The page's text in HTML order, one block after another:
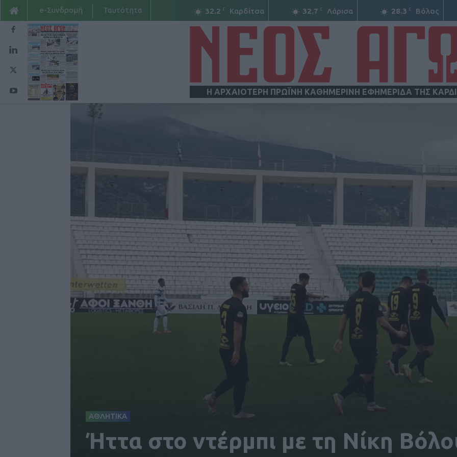
32.2 C Καρδίτσα 32.7 C Λάρισα 28.3 C Βόλος
e-Συνδρομή Ταυτότητα
Η ΑΡΧΑΙΟΤΕΡΗ ΠΡΩΪΝΗ ΚΑΘΗΜΕΡΙΝΗ ΕΦΗΜΕΡΙΔΑ ΤΗΣ
ΑΘΛΗΤΙΚΑ
Ήττα στο ντέρμπι με τη Νίκη